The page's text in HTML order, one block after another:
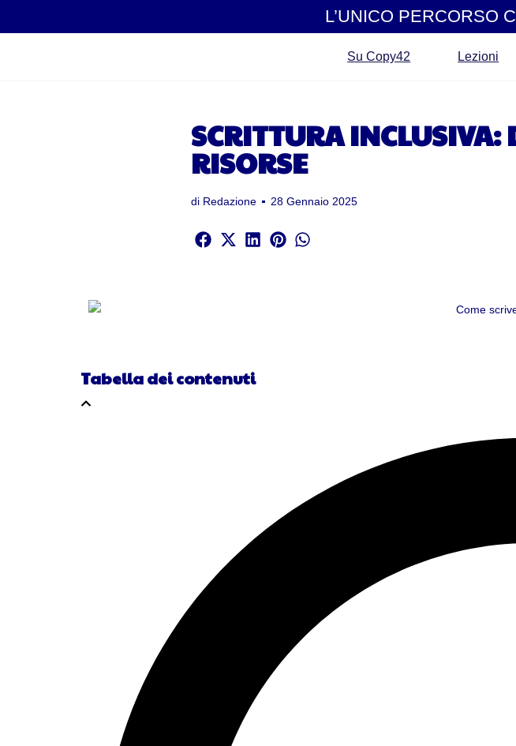
L’UNICO PERCORSO
Su Copy42 Lezioni
SCRITTURA INCLUSIVA:
RISORSE
di Redazione 28 Gennaio 2025
Tabella dei contenuti